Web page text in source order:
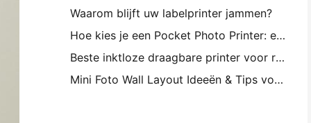
Waarom blijft uw labelprinter jammen?
Hoe kies je een Pocket Photo Printer: een volledige gids voor journaling, reizen en iPhone-gebruikers
Beste inktloze draagbare printer voor reizen, school en mobiel werk: Hanin MT620 Pro Review
Mini Foto Wall Layout Ideeën & Tips voor Slaapkamer en Slaapzaal Decoratie